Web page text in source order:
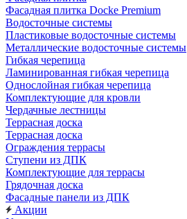
Фасадная плитка Docke Premium
Водосточные системы
Пластиковые водосточные системы
Металлические водосточные системы
Гибкая черепица
Ламинированная гибкая черепица
Однослойная гибкая черепица
Комплектующие для кровли
Чердачные лестницы
Террасная доска
Террасная доска
Ограждения террасы
Ступени из ДПК
Комплектующие для террасы
Грядочная доска
Фасадные панели из ДПК
Акции